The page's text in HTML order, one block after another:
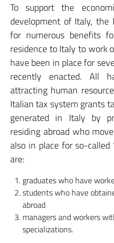
To support the
development of Italy, the
for numerous benefits
residence to Italy to work
have been in place for
recently enacted. All
attracting human
Italian tax system grants
generated in Italy by
residing abroad who
also in place for so-
are:
graduates who have
students who have
abroad
managers and workers
specializations.